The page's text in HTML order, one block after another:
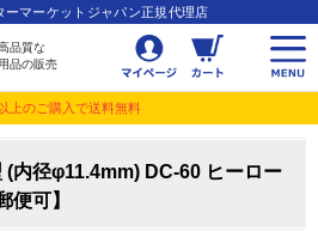
ーマーケットジャパン正規代理店
品質な
品の販売
上のご購入で送料無料
(内径φ11.4mm) DC-60 ヒーロー
便可】